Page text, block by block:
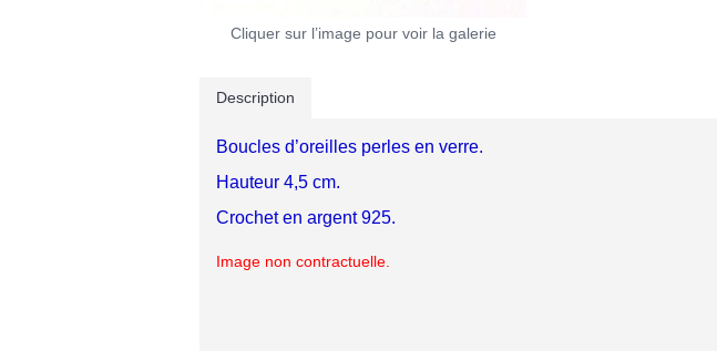
Cliquer sur l’image pour voir la galerie
Description
Boucles d’oreilles perles en verre.
Hauteur 4,5 cm.
Crochet en argent 925.
Image non contractuelle.